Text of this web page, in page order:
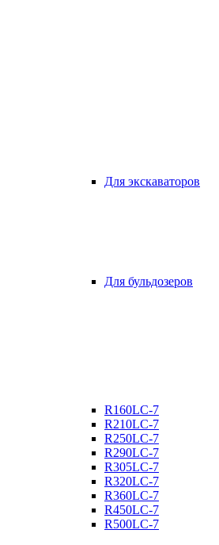
Для экскаваторов
Для бульдозеров
R160LC-7
R210LC-7
R250LC-7
R290LC-7
R305LC-7
R320LC-7
R360LC-7
R450LC-7
R500LC-7